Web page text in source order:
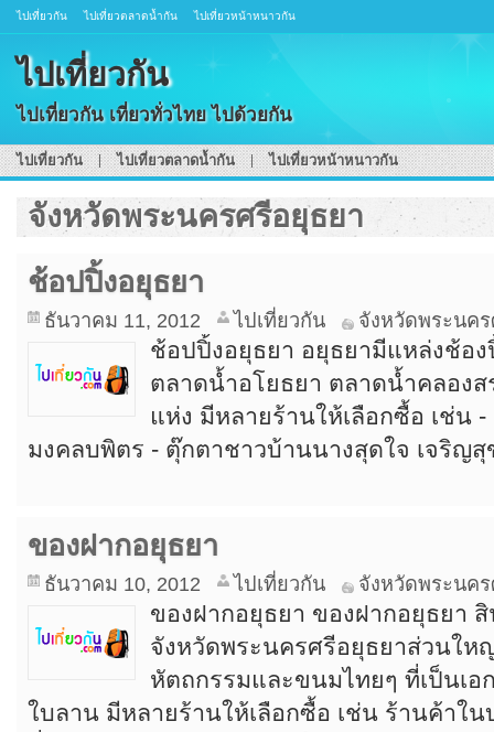
ไปเที่ยวกัน ไปเที่ยวตลาดน้ำกัน ไปเที่ยวหน้าหนาวกัน
ไปเที่ยวกัน
ไปเที่ยวกัน เที่ยวทั่วไทย ไปด้วยกัน
ไปเที่ยวกัน ไปเที่ยวตลาดน้ำกัน ไปเที่ยวหน้าหนาวกัน
จังหวัดพระนครศรีอยุธยา
ช้อปปิ้งอยุธยา
ธันวาคม 11, 2012 ไปเที่ยวกัน จังหวัดพระนค
ช้อปปิ้งอยุธยา อยุธยามีแหล่งช้อ
ตลาดน้ำอโยธยา ตลาดน้ำคลอง
แห่ง มีหลายร้านให้เลือกซื้อ เช่น
มงคลบพิตร - ตุ๊กตาชาวบ้านนางสุดใจ เจริญ
ของฝากอยุธยา
ธันวาคม 10, 2012 ไปเที่ยวกัน จังหวัดพระนค
ของฝากอยุธยา ของฝากอยุธยา
จังหวัดพระนครศรีอยุธยาส่วนให
หัตถกรรมและขนมไทยๆ ที่เป็นเ
ใบลาน มีหลายร้านให้เลือกซื้อ เช่น ร้านค้าใ